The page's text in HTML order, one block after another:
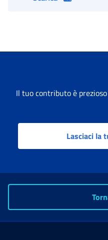
Il tuo contributo è
Lasciaci la